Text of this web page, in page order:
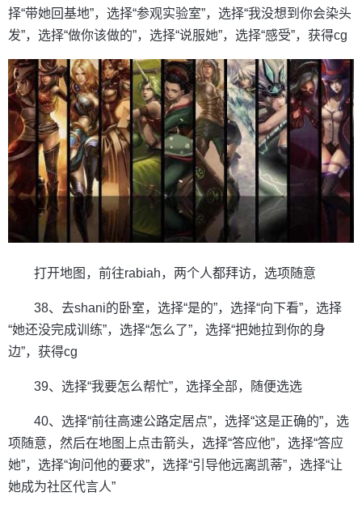
择“带她回基地”，选择“参观实验室”，选择“我没想到你会染头
发”，选择“做你该做的”，选择“说服她”，选择“感受”，获得cg
打开地图，前往rabiah，两个人都拜访，选项随意
38、去shani的卧室，选择“是的”，选择“向下看”，选择
“她还没完成训练”，选择“怎么了”，选择“把她拉到你的身
边”，获得cg
39、选择“我要怎么帮忙”，选择全部，随便选选
40、选择“前往高速公路定居点”，选择“这是正确的”，选
项随意，然后在地图上点击箭头，选择“答应他”，选择“答应
她”，选择“询问他的要求”，选择“引导他远离凯蒂”，选择“让
她成为社区代言人”